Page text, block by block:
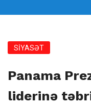
SİYASƏT
Panama
liderinə